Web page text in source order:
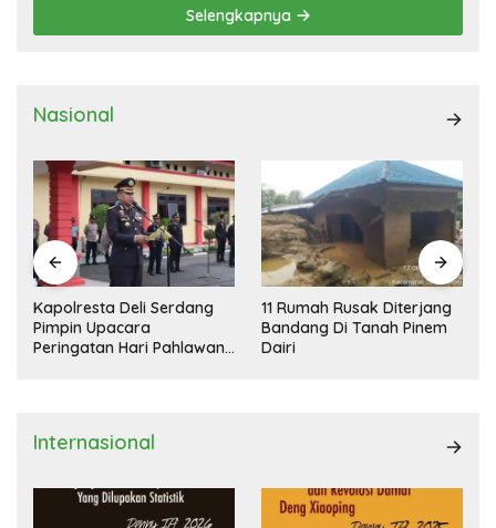
Selengkapnya
Nasional
Kapolresta Deli Serdang
Pimpin Upacara
Peringatan Hari Pahlawan
11 Rumah Rusak Diterjang
Bandang Di Tanah Pinem
Dairi
Internasional